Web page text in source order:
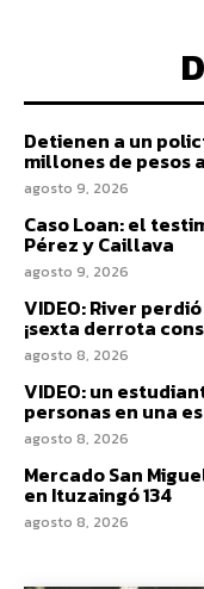
Detienen a un
millones de pesos
agosto 9, 2026
Caso Loan: el
Pérez y Caillava
agosto 9, 2026
VIDEO: River
¡sexta derrota
agosto 8, 2026
VIDEO: un
personas en una
agosto 8, 2026
Mercado San
en Ituzaingó 134
agosto 8, 2026